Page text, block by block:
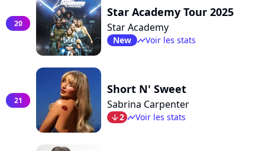
20
Star Academy Tour 2025
Star Academy
New timelineVoir les stats
21
Short N' Sweet
Sabrina Carpenter
arrow_bot2 timelineVoir les stats